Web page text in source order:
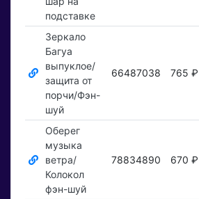
подставке
Зеркало
Багуа
выпуклое/
защита от
порчи/Фэн-
шуй
66487038 765 ₽
Оберег
музыка
ветра/
Колокол
фэн-шуй
78834890 670 ₽